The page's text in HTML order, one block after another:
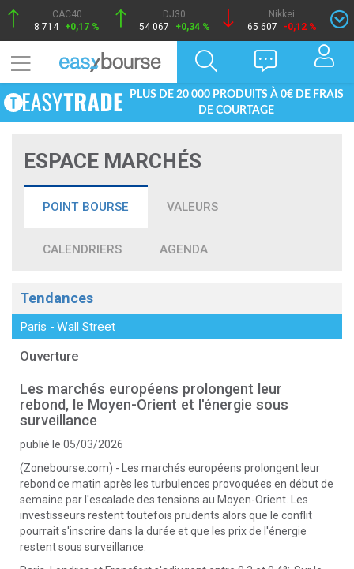
CAC40
8 714 +0,17 %
DJ30
54 067
+0,34 %
Nikkei
65 607
-0,12 %
PLUS DE 20 000 PRODUITS À 0€ DE FRAIS
DE COURTAGE
ESPACE MARCHÉS
POINT BOURSE VALEURS
CALENDRIERS AGENDA
Tendances
Paris - Wall Street
Ouverture
Les marchés européens prolongent leur
rebond, le Moyen-Orient et l'énergie sous
surveillance
publié le 05/03/2026
(Zonebourse.com) - Les marchés européens prolongent leur
rebond ce matin après les turbulences provoquées en début de
semaine par l'escalade des tensions au Moyen-Orient. Les
investisseurs restent toutefois prudents alors que le conflit
pourrait s'inscrire dans la durée et que les prix de l'énergie
restent sous surveillance.